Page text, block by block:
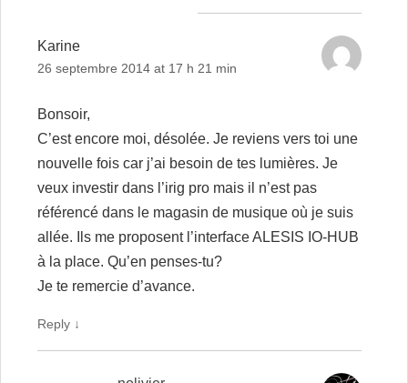
Karine
26 septembre 2014 at 17 h 21 min
Bonsoir,
C’est encore moi, désolée. Je reviens vers toi une
nouvelle fois car j’ai besoin de tes lumières. Je
veux investir dans l’irig pro mais il n’est pas
référencé dans le magasin de musique où je suis
allée. Ils me proposent l’interface ALESIS IO-HUB
à la place. Qu’en penses-tu?
Je te remercie d’avance.
Reply ↓